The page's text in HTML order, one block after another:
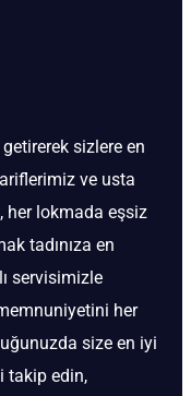
sizlere en
ve usta
her lokmada eşsiz
tadınıza en
servisimizle
her
size en iyi
takip edin,